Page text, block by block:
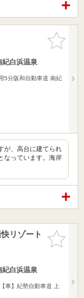
お気に入
りに追加
紀白浜温泉
5分阪和自動車道 南紀
が、高台に建てられ
なっています。海岸
お気に入
りに追加
リゾート
紀白浜温泉
車】紀勢自動車道 上